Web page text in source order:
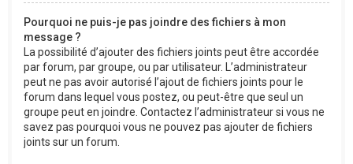
Pourquoi ne puis-je pas joindre des fichiers à mon
message ?
La possibilité d’ajouter des fichiers joints peut être accordée
par forum, par groupe, ou par utilisateur. L’administrateur
peut ne pas avoir autorisé l’ajout de fichiers joints pour le
forum dans lequel vous postez, ou peut-être que seul un
groupe peut en joindre. Contactez l’administrateur si vous ne
savez pas pourquoi vous ne pouvez pas ajouter de fichiers
joints sur un forum.